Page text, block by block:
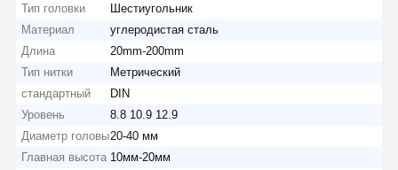
Тип головки
Шестиугольник
Материал
углеродистая сталь
Длина
20mm-200mm
Тип нитки
Метрический
стандартный
DIN
Уровень
8.8 10.9 12.9
Диаметр головы20-40 мм
Главная высота 10мм-20мм